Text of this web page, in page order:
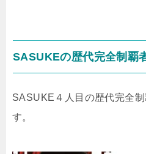
SASUKEの歴代完全制覇
SASUKE４人目の歴代完全
す。